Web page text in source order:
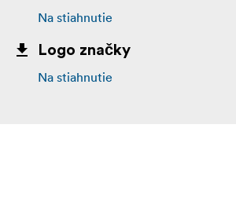
Na stiahnutie
Logo značky
Na stiahnutie